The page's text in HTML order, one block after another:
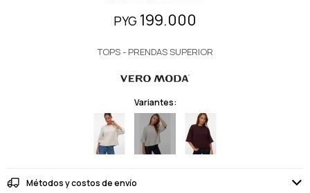
PYG 199.000
TOPS - PRENDAS SUPERIOR
Variantes:
Métodos y costos de envío